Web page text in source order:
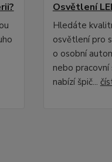
Osvětlení
Hledáte
osvětlení pro
o osobní
nebo pracovní
nabízí špič...